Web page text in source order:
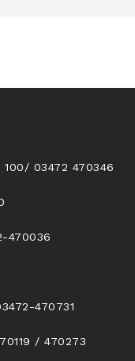
03472 470346
470036
470731
/ 470273